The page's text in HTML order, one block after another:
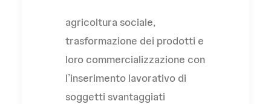
agricoltura sociale,
trasformazione dei prodotti e
loro commercializzazione con
l’inserimento lavorativo di
soggetti svantaggiati